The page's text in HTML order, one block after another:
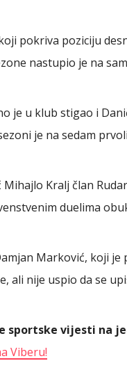
pokriva poziciju
nastupio je na
je u klub stigao i
je na sedam
Mihajlo Kralj član
duelima
Marković, koji
ali nije uspio da se
sportske vijesti na
Viberu!